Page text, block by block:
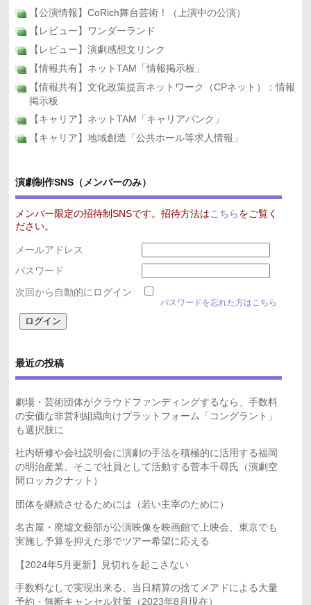
【公演情報】CoRich舞台芸術！（上演中の公演）
【レビュー】ワンダーランド
【レビュー】演劇感想文リンク
【情報共有】ネットTAM「情報掲示板」
【情報共有】文化政策提言ネットワーク（CPネット）：情報
掲示板
【キャリア】ネットTAM「キャリアバンク」
【キャリア】地域創造「公共ホール等求人情報」
演劇制作SNS（メンバーのみ）
メンバー限定の招待制SNSです。招待方法は こちら をご覧く
ださい。
メールアドレス
パスワード
次回から自動的にログイン
パスワードを忘れた方はこちら
最近の投稿
劇場・芸術団体がクラウドファンディングするなら、手数料
の安価な非営利組織向けプラットフォーム「コングラント」
も選択肢に
社内研修や会社説明会に演劇の手法を積極的に活用する福岡
の明治産業、そこで社員として活動する菅本千尋氏（演劇空
間ロッカクナット）
団体を継続させるためには（若い主宰のために）
名古屋・廃墟文藝部が公演映像を映画館で上映会、東京でも
実施し予算を抑えた形でツアー希望に応える
【2024年5月更新】見切れを起こさない
手数料なしで実現出来る、当日精算の捨てメアドによる大量
予約・無断キャンセル対策（2023年8月現在）